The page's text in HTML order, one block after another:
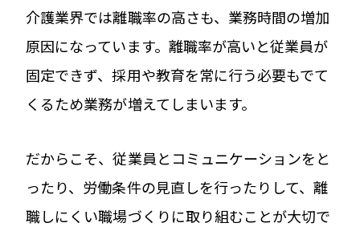
介護業界では離職率の高さも、業務時間の増加
原因になっています。離職率が高いと従業員が
固定できず、採用や教育を常に行う必要もでて
くるため業務が増えてしまいます。
だからこそ、従業員とコミュニケーションをと
ったり、労働条件の見直しを行ったりして、離
職しにくい職場づくりに取り組むことが大切で